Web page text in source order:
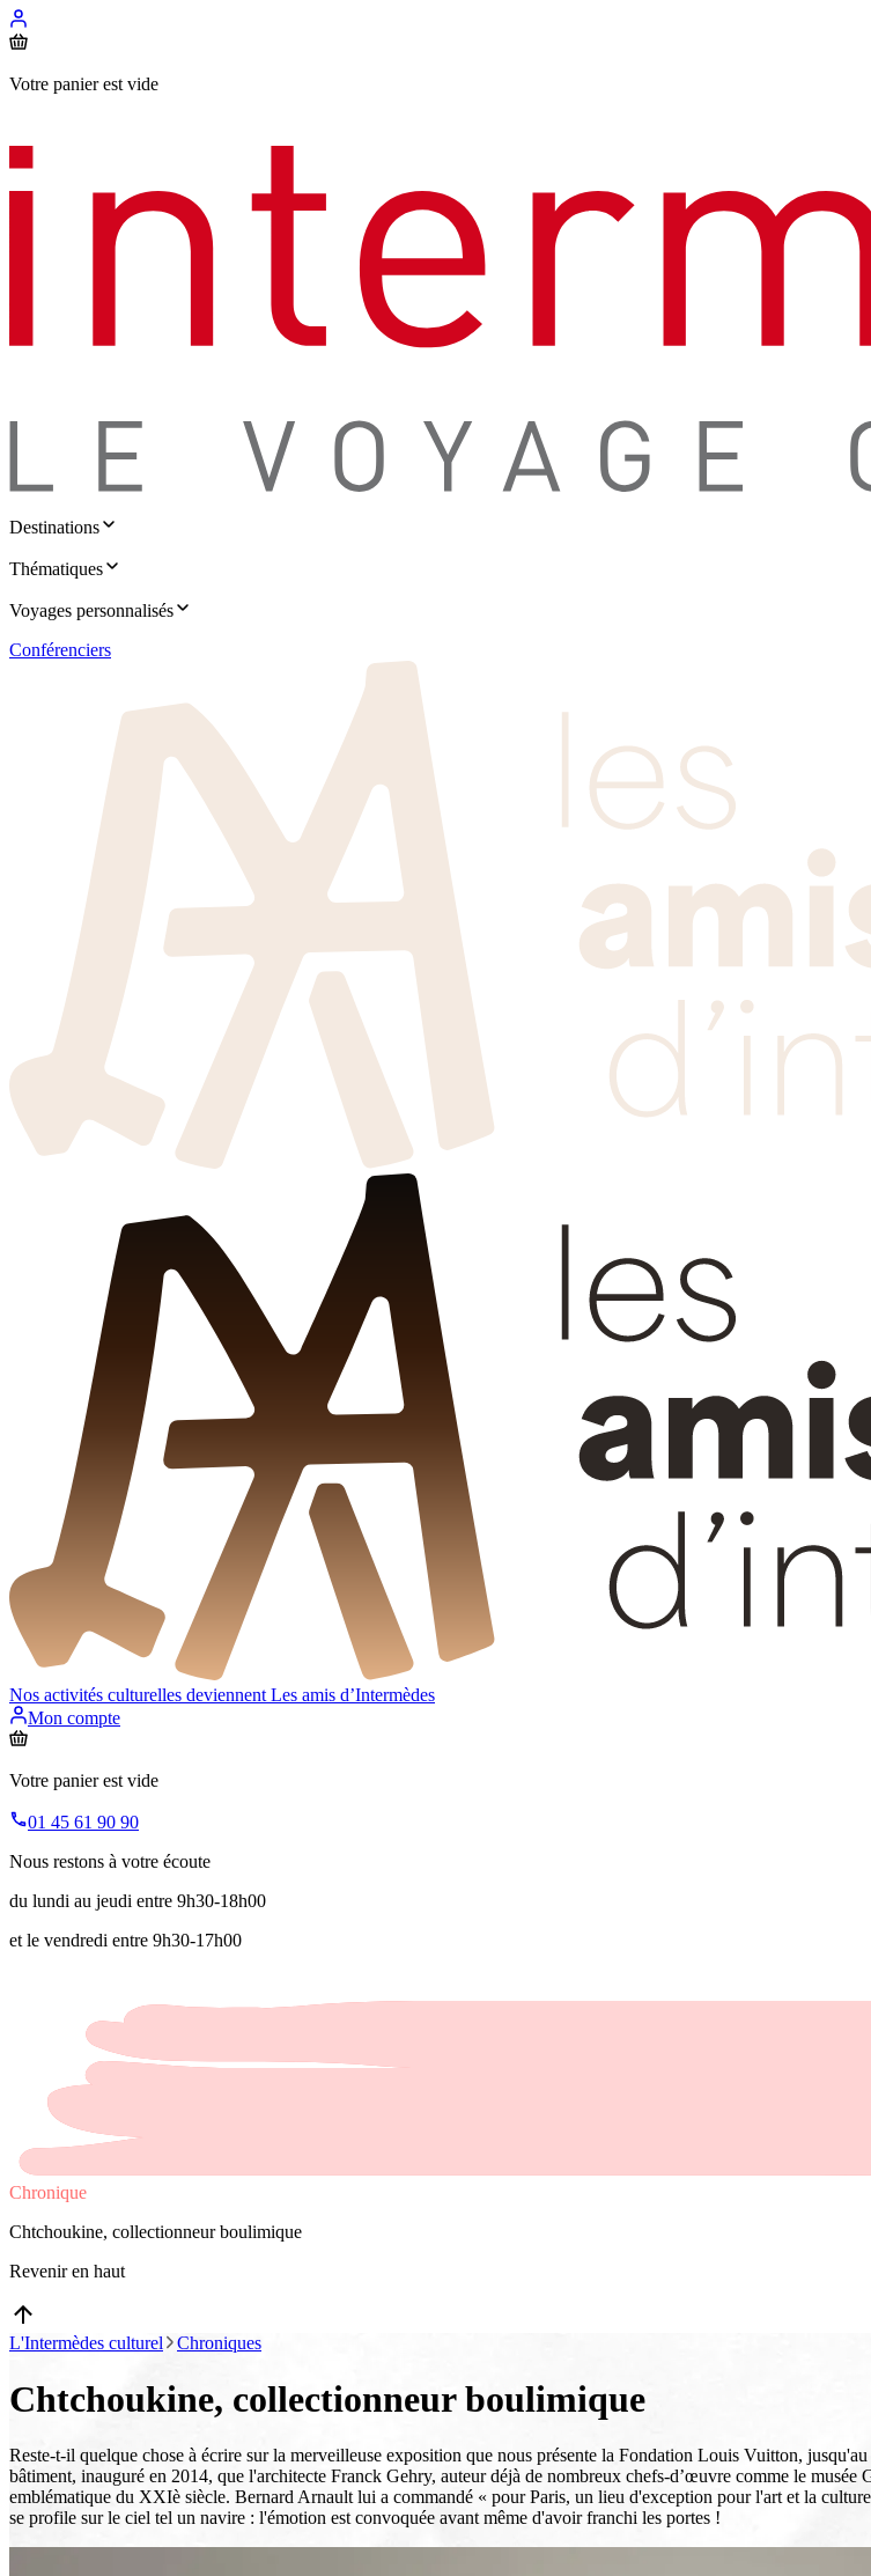
Votre panier est vide
Destinations
Thématiques
Voyages personnalisés
Conférenciers
Nos activités culturelles deviennent Les amis d’Intermèdes
Mon compte
Votre panier est vide
01 45 61 90 90
Nous restons à votre écoute
du lundi au jeudi entre 9h30-18h00
et le vendredi entre 9h30-17h00
Chronique
Chtchoukine, collectionneur boulimique
Revenir en haut
L'Intermèdes culturel Chroniques
Chtchoukine, collectionneur boulimique
Reste-t-il quelque chose à écrire sur la merveilleuse exposition que nous présente la Fondation Louis Vuitton,
bâtiment, inauguré en 2014, que l'architecte Franck Gehry, auteur déjà de nombreux chefs-d’œuvre comme le
emblématique du XXIè siècle. Bernard Arnault lui a commandé « pour Paris, un lieu d'exception pour l'art et la
se profile sur le ciel tel un navire : l'émotion est convoquée avant même d'avoir franchi les portes !